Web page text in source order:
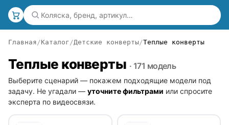
Главная Каталог Детские конверты Теплые конверты
Теплые конверты · 171 модель
Выберите сценарий — покажем подходящие модели под
задачу. Не угадали — уточните фильтрами или спросите
эксперта по видеосвязи.